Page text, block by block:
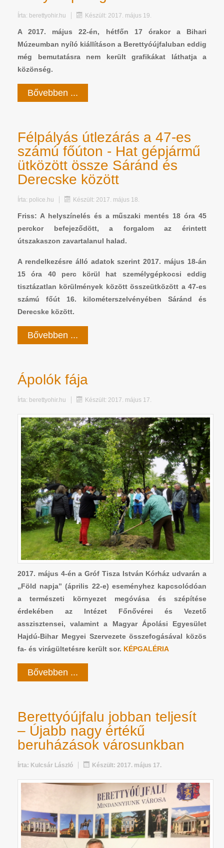
Írta: berettyohir.hu Készült: 2017. május 19.
A 2017. május 22-én, hétfőn 17 órakor a Bihari
Múzeumban nyíló kiállításon a Berettyóújfaluban eddig
még bemutatásra nem került grafikákat láthatja a
közönség.
Bővebben ...
Félpályás útlezárás a 47-es
számú főúton - Hat gépjármű
ütközött össze Sáránd és
Derecske között
Írta: police.hu Készült: 2017. május 18.
Friss: A helyszínelés és a műszaki mentés 18 óra 45
perckor befejeződött, a forgalom az érintett
útszakaszon zavartalanul halad.
A rendelkezésre álló adatok szerint 2017. május 18-án
15 óra 40 perc körül hat személygépkocsi eddig
tisztázatlan körülmények között összeütközött a 47-es
számú főút 16. kilométerszelvényében Sáránd és
Derecske között.
Bővebben ...
Ápolók fája
Írta: berettyohir.hu Készült: 2017. május 17.
2017. május 4-én a Gróf Tisza István Kórház udvarán a
„Föld napja” (április 22-e) eseményhez kapcsolódóan
a természeti környezet megóvása és szépítése
érdekében az Intézet Főnővérei és Vezető
asszisztensei, valamint a Magyar Ápolási Egyesület
Hajdú-Bihar Megyei Szervezete összefogásával közös
fa- és virágültetésre került sor. KÉPGALÉRIA
Bővebben ...
Berettyóújfalu jobban teljesít
– Újabb nagy értékű
beruházások városunkban
Írta: Kulcsár László Készült: 2017. május 17.